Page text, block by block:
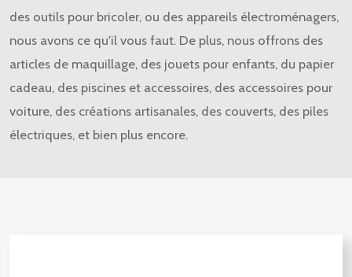
des outils pour bricoler, ou des appareils électroménagers,
nous avons ce qu'il vous faut. De plus, nous offrons des
articles de maquillage, des jouets pour enfants, du papier
cadeau, des piscines et accessoires, des accessoires pour
voiture, des créations artisanales, des couverts, des piles
électriques, et bien plus encore.